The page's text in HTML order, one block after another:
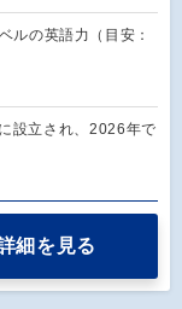
ルの英語力（目安：
設立され、2026年で
細を見る